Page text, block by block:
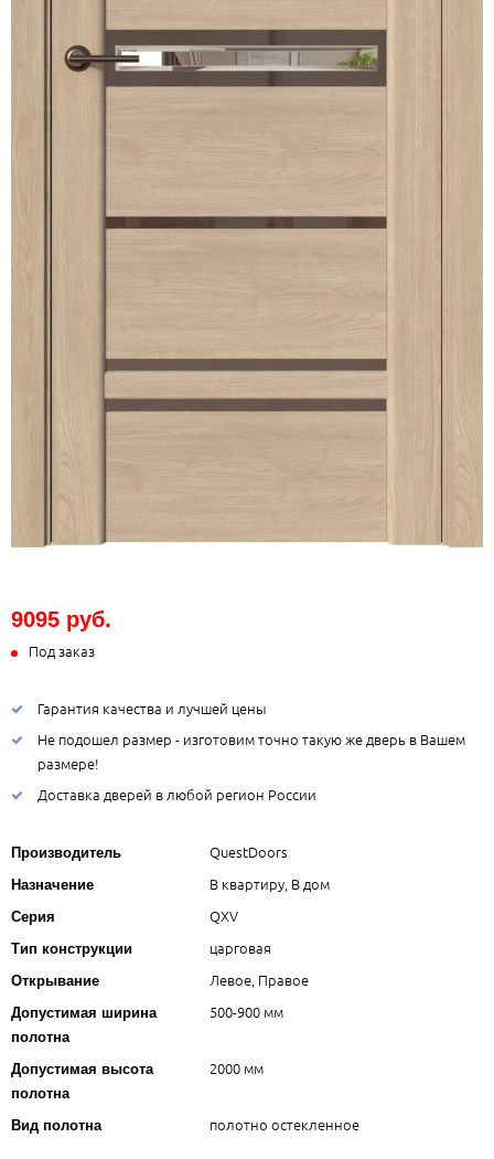
9095 руб.
Под заказ
Гарантия качества и лучшей цены
Не подошел размер - изготовим точно такую же дверь в Вашем
размере!
Доставка дверей в любой регион России
Производитель QuestDoors
Назначение В квартиру, В дом
Серия QXV
Тип конструкции царговая
Открывание Левое, Правое
Допустимая ширина
полотна
500-900 мм
Допустимая высота
полотна
2000 мм
Вид полотна полотно остекленное